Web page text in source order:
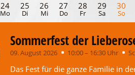
24
Mo
25
Di
26
Mi
27
Do
28
Fr
29
Sa
30
So
Sommerfest der
09. August 2026 10:00 – 16:30 Uhr
Das Fest für die ganze Familie in